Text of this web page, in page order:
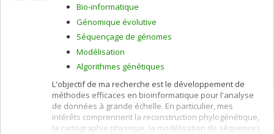
Bio-informatique
Génomique évolutive
Séquençage de génomes
Modélisation
Algorithmes génétiques
L'objectif de ma recherche est le développement de
méthodes efficaces en bioinformatique pour l'analyse
de données à grande échelle. En particulier, mes
intérêts comprennent la reconstruction phylogénétique,
la cartographie physique, la modélisation de séquences